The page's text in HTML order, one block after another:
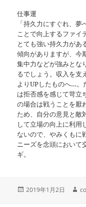
仕事運
「持久力にすぐれ、
ことで向上するファイ
とても強い持久力があ
傾向がありますが、今
集中力などが強みとな
るでしょう。収入を支
よりUPしたものへ…。
は拒否感を感じて苛立
の場合は戦うことを厭
ため、自分の意見と敵
して立場の向上に利用
ないので、やみくもに
ニーズを念頭において
ギ。
投
2019年1月2日
作